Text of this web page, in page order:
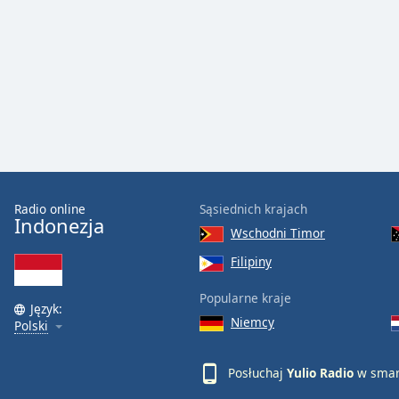
window.
window.
Escape
will
Radio online
Indonezja
Język:
Polski
Sąsiednich krajach
Wschodni Timor
Filipiny
Popularne kraje
Niemcy
Posłuchaj Yulio Radio w